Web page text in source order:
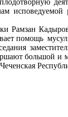
Рамзан
помощь
большой и